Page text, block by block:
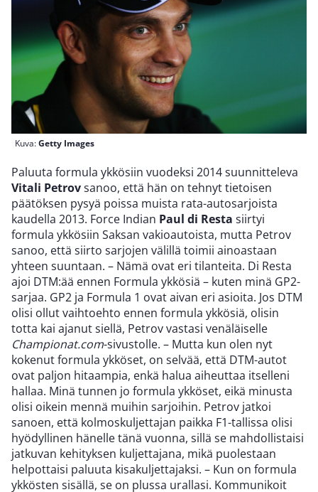
Kuva:Getty Images
Paluuta formula ykkösiin vuodeksi 2014 suunnitteleva
Vitali Petrovsanoo, että hän on tehnyt tietoisen
päätöksen pysyä poissa muista rata-autosarjoista
kaudella 2013. Force Indian Paul di Resta siirtyi
formula ykkösiin Saksan vakioautoista, mutta Petrov
sanoo, että siirto sarjojen välillä toimii ainoastaan
yhteen suuntaan. – Nämä ovat eri tilanteita. Di Resta
ajoi DTM:ää ennen Formula ykkösiä – kuten minä GP2-
sarjaa. GP2 ja Formula 1 ovat aivan eri asioita. Jos DTM
olisi ollut vaihtoehto ennen formula ykkösiä, olisin
totta kai ajanut siellä, Petrov vastasi venäläiselle
Championat.com-sivustolle. – Mutta kun olen nyt
kokenut formula ykköset, on selvää, että DTM-autot
ovat paljon hitaampia, enkä halua aiheuttaa itselleni
hallaa. Minä tunnen jo formula ykköset, eikä minusta
olisi oikein mennä muihin sarjoihin. Petrov jatkoi
sanoen, että kolmoskuljettajan paikka F1-tallissa olisi
hyödyllinen hänelle tänä vuonna, sillä se mahdollistaisi
jatkuvan kehityksen kuljettajana, mikä puolestaan
helpottaisi paluuta kisakuljettajaksi. – Kun on formula
ykkösten sisällä, se on plussa urallasi. Kommunikoit